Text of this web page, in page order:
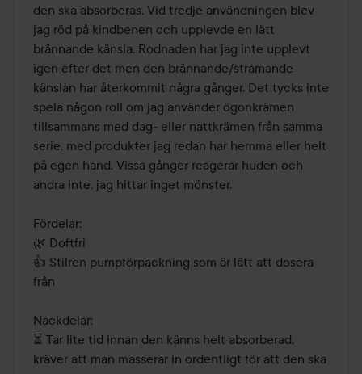
den ska absorberas. Vid tredje användningen blev
jag röd på kindbenen och upplevde en lätt
brännande känsla. Rodnaden har jag inte upplevt
igen efter det men den brännande/stramande
känslan har återkommit några gånger. Det tycks inte
spela någon roll om jag använder ögonkrämen
tillsammans med dag- eller nattkrämen från samma
serie, med produkter jag redan har hemma eller helt
på egen hand. Vissa gånger reagerar huden och
andra inte, jag hittar inget mönster.
Fördelar:
🌿 Doftfri
👍 Stilren pumpförpackning som är lätt att dosera
från
Nackdelar:
⏳ Tar lite tid innan den känns helt absorberad,
kräver att man masserar in ordentligt för att den ska